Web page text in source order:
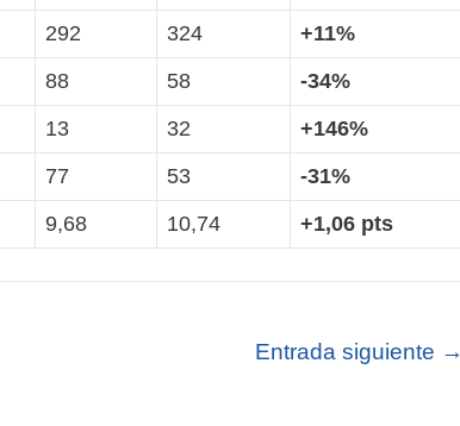
292 324
+11%
88 58
-34%
13 32
+146%
77 53
-31%
9,68 10,74 +1,06 pts
Entrada siguiente →